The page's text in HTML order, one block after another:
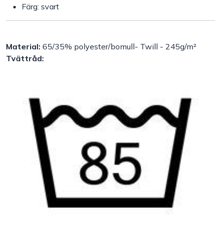
Monin
Handla efter bransch
Outlet
Om Bakers
Kundtjänst
Färg: svart
Material: 65/35% polyester/bomull- Twill - 245g/m²
Tvättråd: